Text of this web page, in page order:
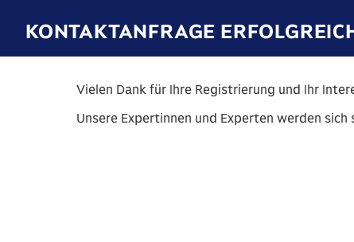
KONTAKTANFRAGE
Vielen Dank für Ihre Registrierung und Ihr
Unsere Expertinnen und Experten werden